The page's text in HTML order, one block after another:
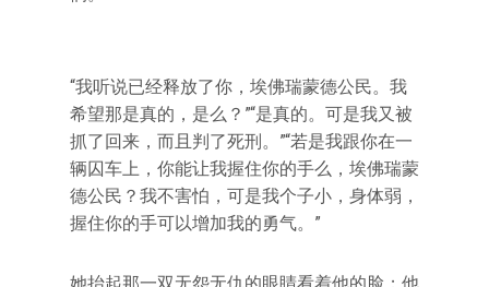
“我听说已经释放了你，埃佛瑞蒙德公民。我
希望那是真的，是么？”“是真的。可是我又被
抓了回来，而且判了死刑。”“若是我跟你在一
辆囚车上，你能让我握住你的手么，埃佛瑞蒙
德公民？我不害怕，可是我个子小，身体弱，
握住你的手可以增加我的勇气。”
她抬起那一双无怨无仇的眼睛看着他的脸；他